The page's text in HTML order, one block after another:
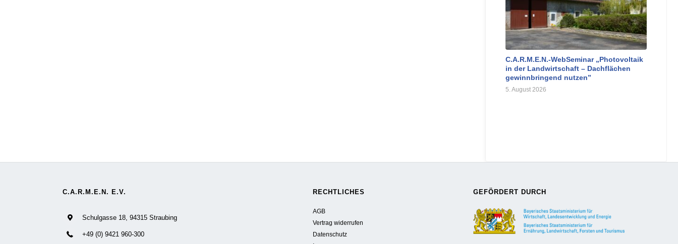
C.A.R.M.E.N.-WebSeminar „Photovoltaik
in der Landwirtschaft – Dachflächen
gewinnbringend nutzen”
5. August 2026
C.A.R.M.E.N. E.V.
Schulgasse 18, 94315 Straubing
+49 (0) 9421 960-300
RECHTLICHES
AGB
Vertrag widerrufen
Datenschutz
GEFÖRDERT DURCH